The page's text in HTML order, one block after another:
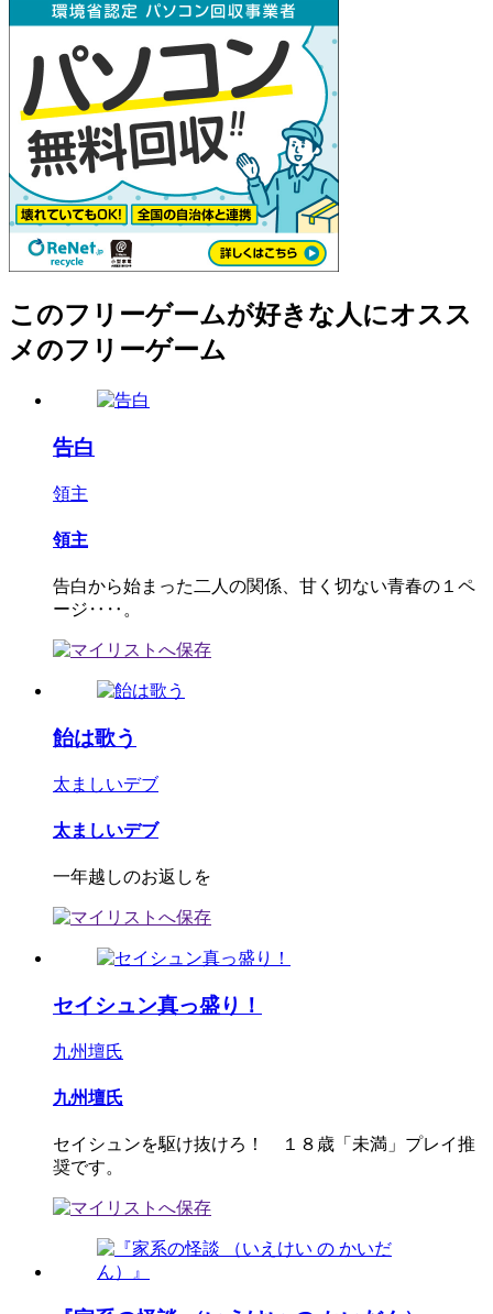
このフリーゲームが好きな人にオスス
メのフリーゲーム
告白
領主
領主
告白から始まった二人の関係、甘く切ない青春の１ペ
ージ‥‥。
飴は歌う
太ましいデブ
太ましいデブ
一年越しのお返しを
セイシュン真っ盛り！
九州壇氏
九州壇氏
セイシュンを駆け抜けろ！ １８歳「未満」プレイ推
奨です。